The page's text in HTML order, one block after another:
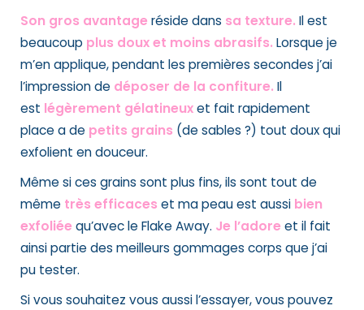
Son gros avantage réside dans sa texture. Il est
beaucoup plus doux et moins abrasifs. Lorsque je
m’en applique, pendant les premières secondes j’ai
l’impression de déposer de la confiture. Il
est légèrement gélatineuxet fait rapidement
place a de petits grains (de sables ?) tout doux qui
exfolient en douceur.
Même si ces grains sont plus fins, ils sont tout de
même très efficaces et ma peau est aussi bien
exfoliée qu’avec le Flake Away. Je l’adore et il fait
ainsi partie des meilleurs gommages corps que j’ai
pu tester.
Si vous souhaitez vous aussi l’essayer, vous pouvez